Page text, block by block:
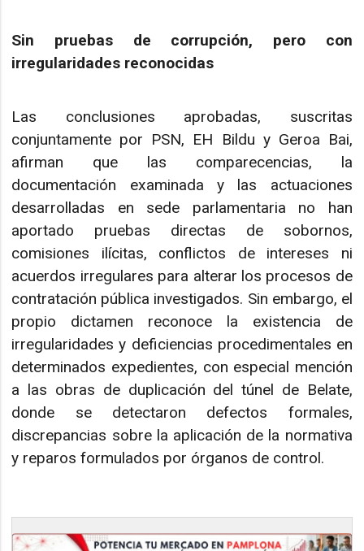
Sin pruebas de corrupción, pero con
irregularidades reconocidas
Las conclusiones aprobadas, suscritas
conjuntamente por PSN, EH Bildu y Geroa Bai,
afirman que las comparecencias, la
documentación examinada y las actuaciones
desarrolladas en sede parlamentaria no han
aportado pruebas directas de sobornos,
comisiones ilícitas, conflictos de intereses ni
acuerdos irregulares para alterar los procesos de
contratación pública investigados. Sin embargo, el
propio dictamen reconoce la existencia de
irregularidades y deficiencias procedimentales en
determinados expedientes, con especial mención
a las obras de duplicación del túnel de Belate,
donde se detectaron defectos formales,
discrepancias sobre la aplicación de la normativa
y reparos formulados por órganos de control.